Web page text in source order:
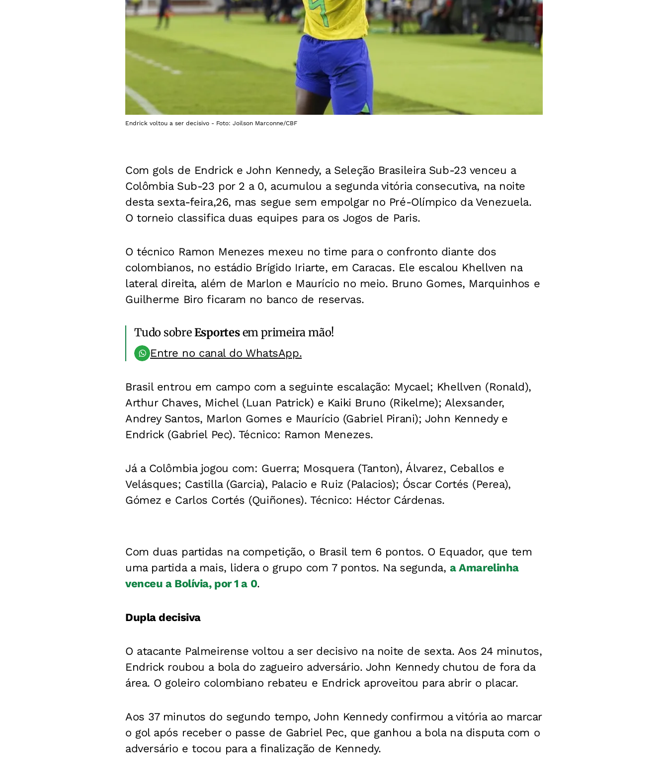
Endrick voltou a ser decisivo - Foto: Joilson Marconne/CBF
Com gols de Endrick e John Kennedy, a Seleção Brasileira Sub-23 venceu a
Colômbia Sub-23 por 2 a 0, acumulou a segunda vitória consecutiva, na noite
desta sexta-feira,26, mas segue sem empolgar no Pré-Olímpico da Venezuela.
O torneio classifica duas equipes para os Jogos de Paris.
O técnico Ramon Menezes mexeu no time para o confronto diante dos
colombianos, no estádio Brígido Iriarte, em Caracas. Ele escalou Khellven na
lateral direita, além de Marlon e Maurício no meio. Bruno Gomes, Marquinhos e
Guilherme Biro ficaram no banco de reservas.
Tudo sobreEsportesem primeira mão!
Entre no canal do WhatsApp.
Brasil entrou em campo com a seguinte escalação: Mycael; Khellven (Ronald),
Arthur Chaves, Michel (Luan Patrick) e Kaiki Bruno (Rikelme); Alexsander,
Andrey Santos, Marlon Gomes e Maurício (Gabriel Pirani); John Kennedy e
Endrick (Gabriel Pec). Técnico: Ramon Menezes.
Já a Colômbia jogou com: Guerra; Mosquera (Tanton), Álvarez, Ceballos e
Velásques; Castilla (Garcia), Palacio e Ruiz (Palacios); Óscar Cortés (Perea),
Gómez e Carlos Cortés (Quiñones). Técnico: Héctor Cárdenas.
Com duas partidas na competição, o Brasil tem 6 pontos. O Equador, que tem
uma partida a mais, lidera o grupo com 7 pontos. Na segunda,a Amarelinha
venceu a Bolívia, por 1 a 0.
Dupla decisiva
O atacante Palmeirense voltou a ser decisivo na noite de sexta. Aos 24 minutos,
Endrick roubou a bola do zagueiro adversário. John Kennedy chutou de fora da
área. O goleiro colombiano rebateu e Endrick aproveitou para abrir o placar.
Aos 37 minutos do segundo tempo, John Kennedy confirmou a vitória ao marcar
o gol após receber o passe de Gabriel Pec, que ganhou a bola na disputa com o
adversário e tocou para a finalização de Kennedy.